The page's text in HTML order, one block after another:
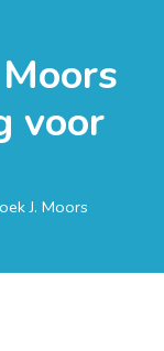
voor
J. Moors